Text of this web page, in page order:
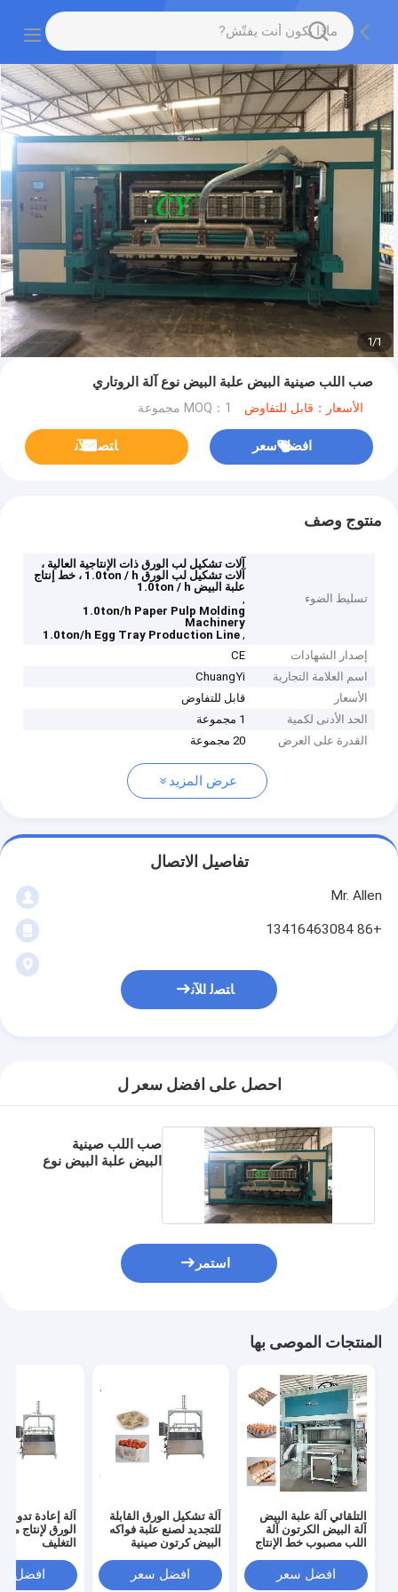
1
/
1
صب اللب صينية البيض علبة البيض نوع آلة الروتاري
الأسعار：قابل للتفاوض MOQ：1 مجموعة
افضل سعر ﺎﺘﺼﻟ ﺍﻶﻧ
منتوج وصف
تسليط الضوء
آلات تشكيل لب الورق ذات الإنتاجية العالية ،
آلات تشكيل لب الورق 1.0ton / h ، خط إنتاج
علبة البيض 1.0ton / h
,
1.0ton/h Paper Pulp Molding
Machinery
,
1.0ton/h Egg Tray Production Line
إصدار الشهادات
CE
اسم العلامة التجارية
ChuangYi
الأسعار
قابل للتفاوض
الحد الأدنى لكمية
1 مجموعة
القدرة على العرض
20 مجموعة
عرض المزيد
تفاصيل الاتصال
Mr. Allen
+86 13416463084
ﺎﺘﺼﻟ ﺍﻶﻧ
احصل على افضل سعر ل
صب اللب صينية
البيض علبة البيض نوع
استمر
المنتجات الموصى بها
التلقائي آلة علبة البيض
آلة البيض الكرتون آلة
اللب مصبوب خط الإنتاج
افضل سعر
آلة تشكيل الورق القابلة
للتجديد لصنع علبة فواكه
البيض كرتون صينية
افضل سعر
آلة إعادة تدوير
الورق لإنتاج
التغليف
افضل